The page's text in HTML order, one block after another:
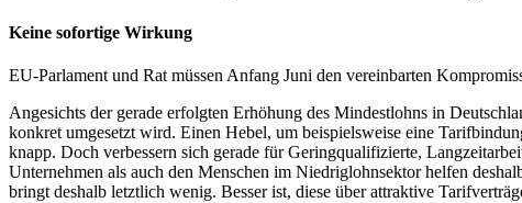
Keine sofortige Wirkung
EU-Parlament und Rat müssen Anfang Juni den vereinbarten
Angesichts der gerade erfolgten Erhöhung des Mindestlohns in
konkret umgesetzt wird. Einen Hebel, um beispielsweise eine
knapp. Doch verbessern sich gerade für Geringqualifizierte,
Unternehmen als auch den Menschen im Niedriglohnsektor helfen
bringt deshalb letztlich wenig. Besser ist, diese über attraktive